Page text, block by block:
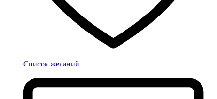
Список желаний